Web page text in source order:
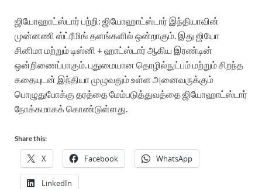
ஜியோஹாட்ஸ்டார் பற்றி: ஜியோஹாட்ஸ்டார் இந்தியாவின்
முன்னணி ஸ்ட்ரீமிங் தளங்களில் ஒன்றாகும். இது ஜியோ
சினிமா மற்றும் டிஸ்னி + ஹாட்ஸ்டார் ஆகிய இரண்டின்
ஒன்றிணைப்பாகும். புதுமையான தொழில்நுட்பம் மற்றும் சிறந்த
கதையுடன் இந்தியா முழுவதும் உள்ள அனைவருக்கும்
பொழுதுபோக்கு தரத்தை மேம்படுத்துவத்தை ஜியோஹாட்ஸ்டார்
நோக்கமாகக் கொண்டுள்ளது.
Share this:
X Facebook WhatsApp
LinkedIn